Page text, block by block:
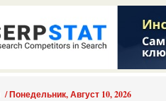
/Понедельник, Август 10, 2026